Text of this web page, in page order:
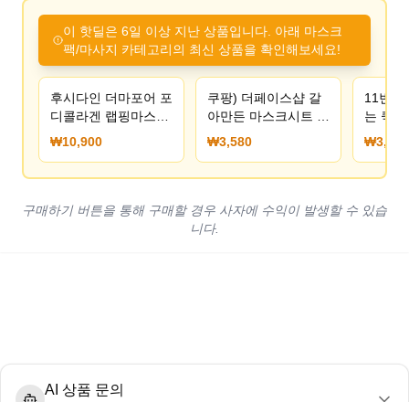
이 핫딜은 6일 이상 지난 상품입니다. 아래 마스크
팩/마사지 카테고리의 최신 상품을 확인해보세요!
후시다인 더마포어 포
디콜라겐 랩핑마스크
100ml 2개 외 다양
₩10,900
쿠팡) 더페이스샵 갈
아만든 마스크시트 알
로에, 10개 3580원
₩3,580
11번가
는 퀵
특가
드할인)
₩3,540
구매하기 버튼을 통해 구매할 경우 사자에 수익이 발생할 수 있습
니다.
AI 상품 문의